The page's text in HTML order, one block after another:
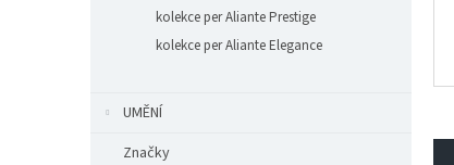
kolekce per Aliante Prestige
kolekce per Aliante Elegance
UMĚNÍ
Značky